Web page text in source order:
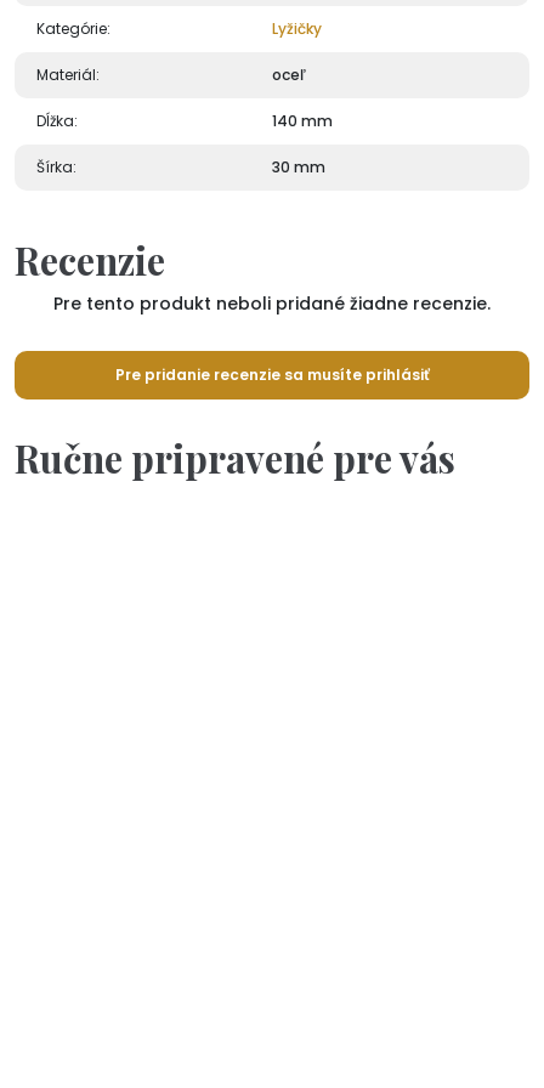
Kategórie: Lyžičky
Materiál: oceľ
Dĺžka: 140 mm
Šírka: 30 mm
Recenzie
Pre tento produkt neboli pridané žiadne recenzie.
Pre pridanie recenzie sa musíte prihlásiť
Ručne pripravené pre vás